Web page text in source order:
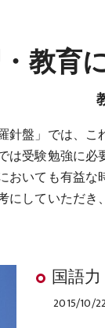
教育
針盤」では、
は受験勉強に
おいても有益
していただき
国語力
2015/10/22